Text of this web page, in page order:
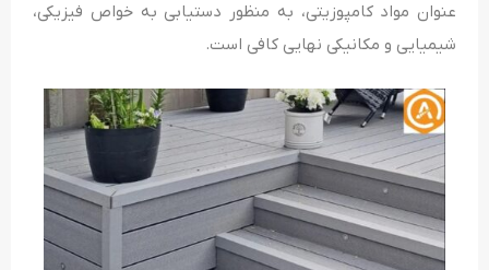
عنوان مواد کامپوزیتی، به منظور دستیابی به خواص فیزیکی،
شیمیایی و مکانیکی نهایی کافی است.